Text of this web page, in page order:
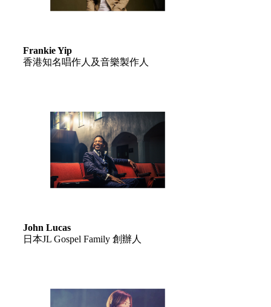
Frankie Yip
香港知名唱作人及音樂製作人
John Lucas
日本JL Gospel Family 創辦人